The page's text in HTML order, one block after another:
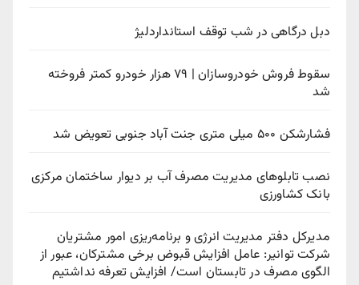
دبل درگاهی در شب توقف استانداردلیژ
سقوط فروش خودروسازان | ۷۹ هزار خودرو کمتر فروخته
شد
فشارشکن ۵۰۰ میلی متری جنت آباد جنوبی تعویض شد
نصب تابلوهای مدیریت مصرف آب بر دیوار ساختمان مرکزی
بانک کشاورزی
مدیرکل دفتر مدیریت انرژی و برنامه‌ریزی امور مشتریان
شرکت توانیر: عامل افزایش قبوض برخی مشترکان، عبور از
الگوی مصرف در تابستان است/ افزایش تعرفه نداشتیم